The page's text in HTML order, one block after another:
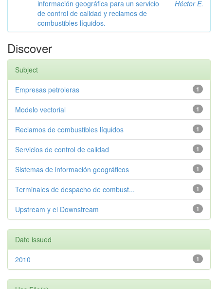
información geográfica para un servicio
de control de calidad y reclamos de
combustibles líquidos.
Héctor E.
Discover
Subject
1
Empresas petroleras
1
Modelo vectorial
1
Reclamos de combustibles líquidos
1
Servicios de control de calidad
1
Sistemas de información geográficos
1
Terminales de despacho de combust...
1
Upstream y el Downstream
Date issued
1
2010